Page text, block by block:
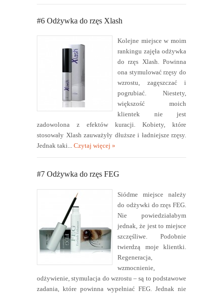
#6 Odżywka do rzęs Xlash
Kolejne miejsce w moim
rankingu zajęła odżywka
do rzęs Xlash. Powinna
ona stymulować rzęsy do
wzrostu, zagęszczać i
pogrubiać. Niestety,
większość moich
klientek nie jest
zadowolona z efektów kuracji. Kobiety, które
stosowały Xlash zauważyły dłuższe i ładniejsze rzęsy.
Jednak taki... Czytaj więcej »
#7 Odżywka do rzęs FEG
Siódme miejsce należy
do odżywki do rzęs FEG.
Nie powiedziałabym
jednak, że jest to miejsce
szczęśliwe. Podobnie
twierdzą moje klientki.
Regeneracja,
wzmocnienie,
odżywienie, stymulacja do wzrostu – są to podstawowe
zadania, które powinna wypełniać FEG. Jednak nie